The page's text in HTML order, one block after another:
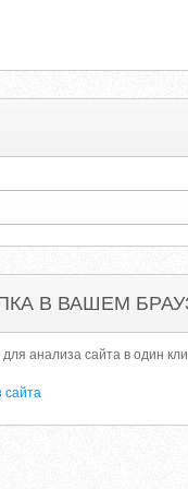
В ВАШЕМ
для анализа сайта в один
сайта